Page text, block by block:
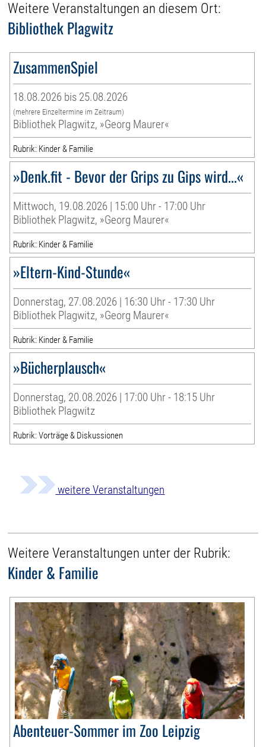
Weitere Veranstaltungen an diesem Ort:
Bibliothek Plagwitz
ZusammenSpiel
18.08.2026 bis 25.08.2026
(mehrere Einzeltermine im Zeitraum)
Bibliothek Plagwitz, »Georg Maurer«
Rubrik: Kinder & Familie
»Denk.fit - Bevor der Grips zu Gips wird...«
Mittwoch, 19.08.2026 | 15:00 Uhr - 17:00 Uhr
Bibliothek Plagwitz, »Georg Maurer«
Rubrik: Kinder & Familie
»Eltern-Kind-Stunde«
Donnerstag, 27.08.2026 | 16:30 Uhr - 17:30 Uhr
Bibliothek Plagwitz, »Georg Maurer«
Rubrik: Kinder & Familie
»Bücherplausch«
Donnerstag, 20.08.2026 | 17:00 Uhr - 18:15 Uhr
Bibliothek Plagwitz
Rubrik: Vorträge & Diskussionen
weitere Veranstaltungen
Weitere Veranstaltungen unter der Rubrik:
Kinder & Familie
Abenteuer-Sommer im Zoo Leipzig